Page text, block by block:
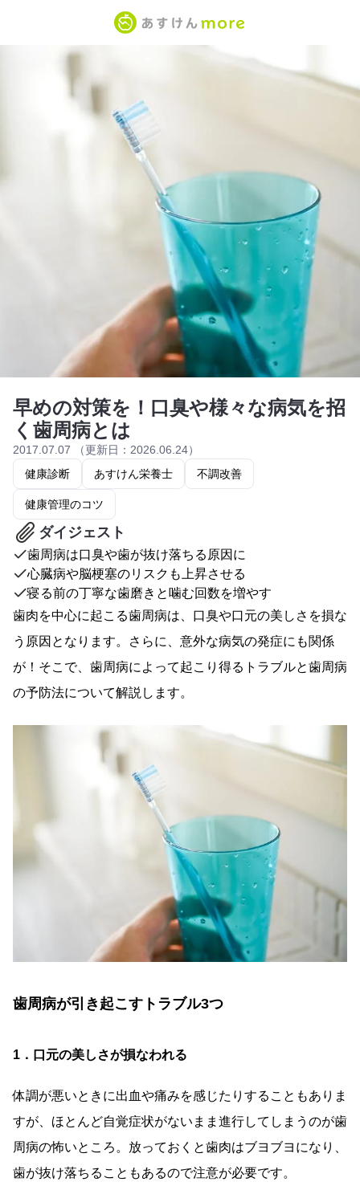
早めの対策を！口臭や様々な病気を招
く歯周病とは
2017.07.07 （更新日：2026.06.24）
健康診断
あすけん栄養士 不調改善
健康管理のコツ
ダイジェスト
歯周病は口臭や歯が抜け落ちる原因に
心臓病や脳梗塞のリスクも上昇させる
寝る前の丁寧な歯磨きと噛む回数を増やす
歯肉を中心に起こる歯周病は、口臭や口元の美しさを損な
う原因となります。さらに、意外な病気の発症にも関係
が！そこで、歯周病によって起こり得るトラブルと歯周病
の予防法について解説します。
歯周病が引き起こすトラブル3つ
1．口元の美しさが損なわれる
体調が悪いときに出血や痛みを感じたりすることもありま
すが、ほとんど自覚症状がないまま進行してしまうのが歯
周病の怖いところ。放っておくと歯肉はブヨブヨになり、
歯が抜け落ちることもあるので注意が必要です。